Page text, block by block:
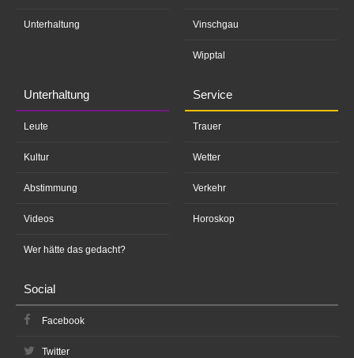
Unterhaltung Vinschgau
Wipptal
Unterhaltung
Leute
Kultur
Abstimmung
Videos
Wer hätte das gedacht?
Service
Trauer
Wetter
Verkehr
Horoskop
Social
Facebook
Twitter